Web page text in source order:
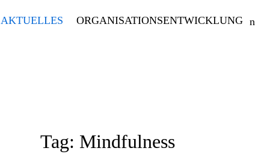
AKTUELLES ORGANISATIONSENTWICKLUNG
Tag: Mindfulness